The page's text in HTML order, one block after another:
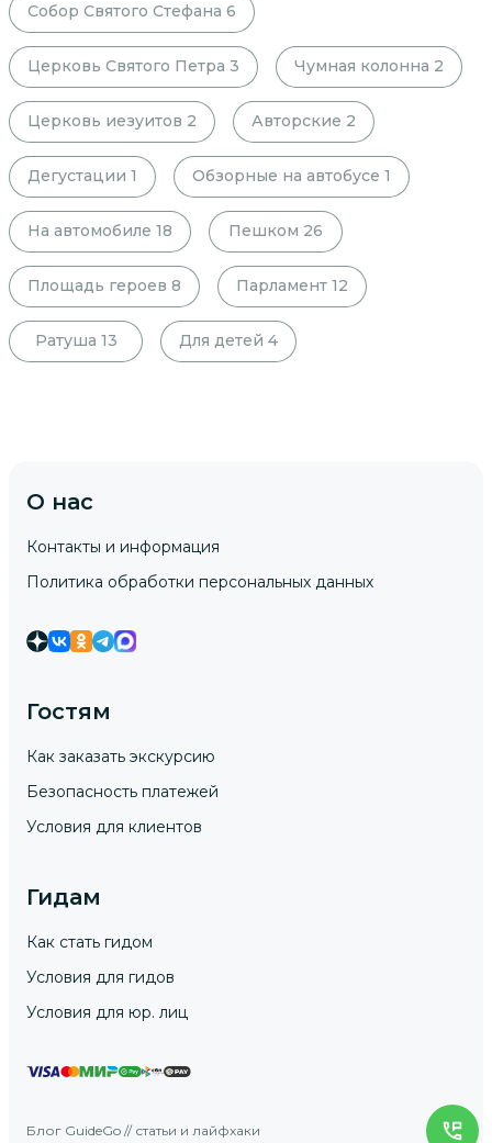
Собор Святого Стефана 6
Церковь Святого Петра 3 Чумная колонна 2
Церковь иезуитов 2 Авторские 2
Дегустации 1 Обзорные на автобусе 1
На автомобиле 18 Пешком 26
Площадь героев 8 Парламент 12
Ратуша 13 Для детей 4
О нас
Контакты и информация
Политика обработки персональных данных
Гостям
Как заказать экскурсию
Безопасность платежей
Условия для клиентов
Гидам
Как стать гидом
Условия для гидов
Условия для юр. лиц
Блог GuideGo // статьи и лайфхаки